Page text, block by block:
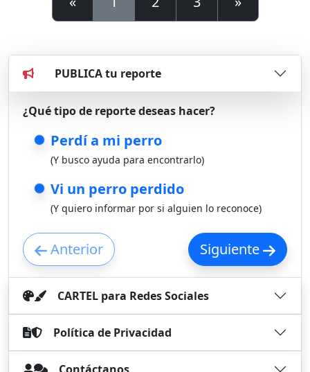
Loading...
Loading...
PUBLICA tu reporte
¿Qué tipo de reporte deseas hacer?
Perdí a mi perro
(Y busco ayuda para encontrarlo)
Vi un perro perdido
(Y quiero informar por si alguien lo reconoce)
Anterior Siguiente
CARTEL para Redes Sociales
Política de Privacidad
Contáctanos